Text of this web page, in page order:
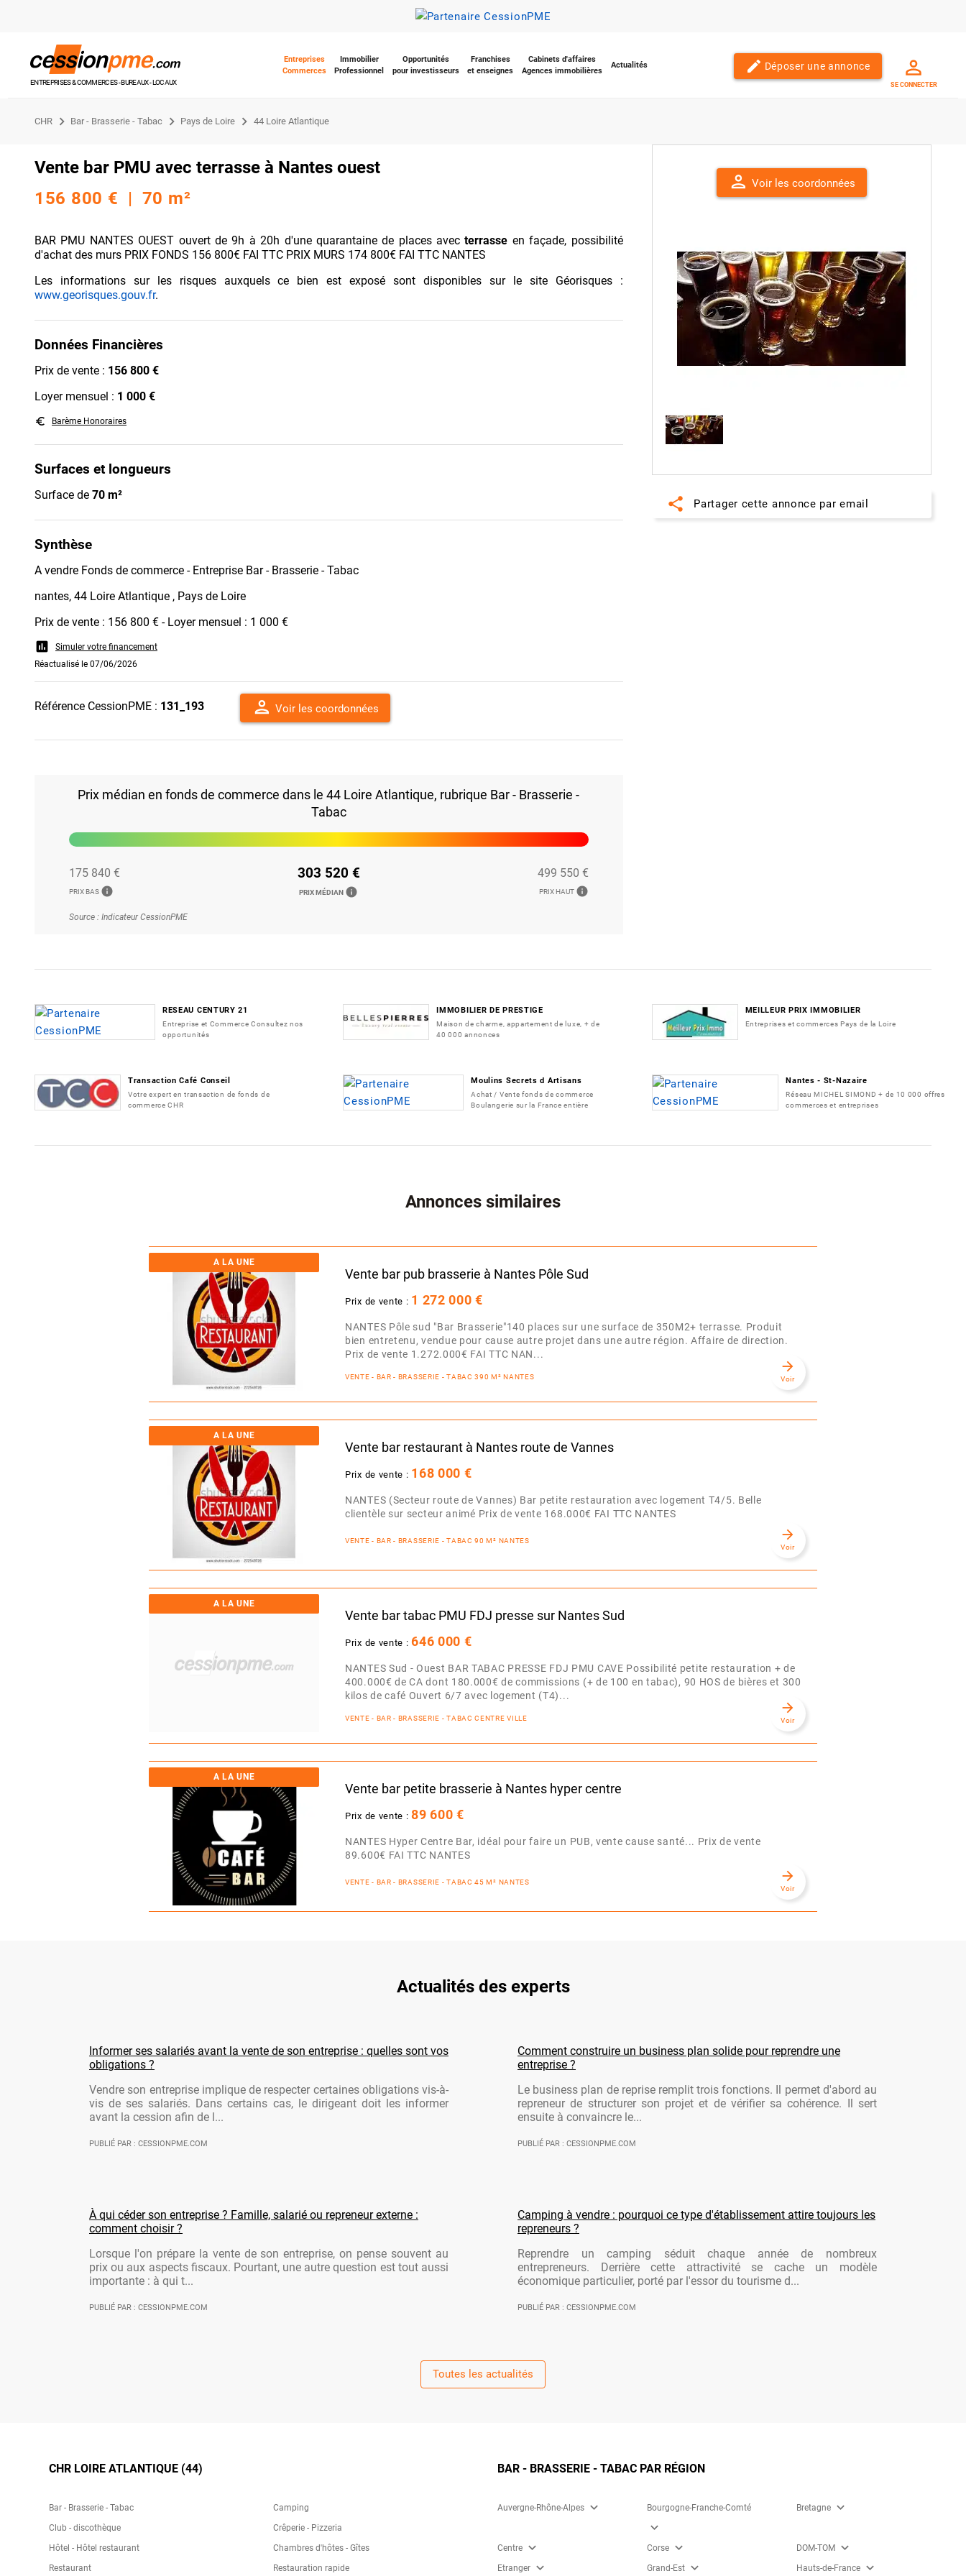
ENTREPRISES & COMMERCES - BUREAUX - LOCAUX
Entreprises
Commerces
Immobilier
Professionnel
Opportunités
pour investisseurs
Franchises
et enseignes
Cabinets d'affaires
Agences immobilières
Actualités edit Déposer une annonce
SE CONNECTER
CHR Bar - Brasserie - Tabac Pays de Loire 44 Loire Atlantique
Vente bar PMU avec terrasse à Nantes ouest
156 800 € | 70 m²
BAR PMU NANTES OUEST ouvert de 9h à 20h d'une quarantaine de places avec terrasse en façade, possibilité
d'achat des murs PRIX FONDS 156 800€ FAI TTC PRIX MURS 174 800€ FAI TTC NANTES
Les informations sur les risques auxquels ce bien est exposé sont disponibles sur le site Géorisques :
www.georisques.gouv.fr.
Données Financières
Prix de vente : 156 800 €
Loyer mensuel : 1 000 €
euro_symbol Barème Honoraires
Surfaces et longueurs
Surface de 70 m²
Synthèse
A vendre Fonds de commerce - Entreprise Bar - Brasserie - Tabac
nantes, 44 Loire Atlantique , Pays de Loire
Prix de vente : 156 800 € - Loyer mensuel : 1 000 €
assessment
Simuler votre financement
Réactualisé le 07/06/2026
Référence CessionPME : 131_193 person Voir les coordonnées
Prix médian en fonds de commerce dans le 44 Loire Atlantique, rubrique Bar - Brasserie -
Tabac
175 840 €
PRIX BAS info
303 520 €
PRIX MÉDIAN info
499 550 €
PRIX HAUT info
Source : Indicateur CessionPME
person Voir les coordonnées
share Partager cette annonce par email
RESEAU CENTURY 21
Entreprise et Commerce Consultez nos
opportunités
IMMOBILIER DE PRESTIGE
Maison de charme, appartement de luxe, + de
40 000 annonces
MEILLEUR PRIX IMMOBILIER
Entreprises et commerces Pays de la Loire
Transaction Café Conseil
Votre expert en transaction de fonds de
commerce CHR
Moulins Secrets d Artisans
Achat / Vente fonds de commerce
Boulangerie sur la France entière
Nantes - St-Nazaire
Réseau MICHEL SIMOND + de 10 000 offres
commerces et entreprises
Annonces similaires
A LA UNE
Vente bar pub brasserie à Nantes Pôle Sud
Prix de vente : 1 272 000 €
NANTES Pôle sud "Bar Brasserie"140 places sur une surface de 350M2+ terrasse. Produit
bien entretenu, vendue pour cause autre projet dans une autre région. Affaire de direction.
Prix de vente 1.272.000€ FAI TTC NAN...
VENTE - BAR - BRASSERIE - TABAC 390 M² NANTES
arrow_forward
Voir
A LA UNE
Vente bar restaurant à Nantes route de Vannes
Prix de vente : 168 000 €
NANTES (Secteur route de Vannes) Bar petite restauration avec logement T4/5. Belle
clientèle sur secteur animé Prix de vente 168.000€ FAI TTC NANTES
VENTE - BAR - BRASSERIE - TABAC 90 M² NANTES arrow_forward
Voir
A LA UNE
Vente bar tabac PMU FDJ presse sur Nantes Sud
Prix de vente :646 000 €
NANTES Sud - Ouest BAR TABAC PRESSE FDJ PMU CAVE Possibilité petite restauration + de
400.000€ de CA dont 180.000€ de commissions (+ de 100 en tabac), 90 HOS de bières et 300
kilos de café Ouvert 6/7 avec logement (T4)...
VENTE - BAR - BRASSERIE - TABAC CENTRE VILLE
arrow_forward
Voir
A LA UNE
Vente bar petite brasserie à Nantes hyper centre
Prix de vente :89 600 €
NANTES Hyper Centre Bar, idéal pour faire un PUB, vente cause santé... Prix de vente
89.600€ FAI TTC NANTES
VENTE - BAR - BRASSERIE - TABAC 45 M² NANTES arrow_forward
Voir
Actualités des experts
Informer ses salariés avant la vente de son entreprise : quelles sont vos
obligations ?
Vendre son entreprise implique de respecter certaines obligations vis-à-
vis de ses salariés. Dans certains cas, le dirigeant doit les informer
avant la cession afin de l...
PUBLIÉ PAR : CESSIONPME.COM
Comment construire un business plan solide pour reprendre une
entreprise ?
Le business plan de reprise remplit trois fonctions. Il permet d'abord au
repreneur de structurer son projet et de vérifier sa cohérence. Il sert
ensuite à convaincre le...
PUBLIÉ PAR : CESSIONPME.COM
À qui céder son entreprise ? Famille, salarié ou repreneur externe :
comment choisir ?
Lorsque l'on prépare la vente de son entreprise, on pense souvent au
prix ou aux aspects fiscaux. Pourtant, une autre question est tout aussi
importante : à qui t...
PUBLIÉ PAR : CESSIONPME.COM
Camping à vendre : pourquoi ce type d'établissement attire toujours les
repreneurs ?
Reprendre un camping séduit chaque année de nombreux
entrepreneurs. Derrière cette attractivité se cache un modèle
économique particulier, porté par l'essor du tourisme d...
PUBLIÉ PAR : CESSIONPME.COM
Toutes les actualités
CHR LOIRE ATLANTIQUE (44)
Bar - Brasserie - Tabac
Camping
Club - discothèque
Crêperie - Pizzeria
Hôtel - Hôtel restaurant
Chambres d'hôtes - Gîtes
Restaurant
Restauration rapide
BAR - BRASSERIE - TABAC PAR RÉGION
Auvergne-Rhône-Alpes expand_more Bourgogne-Franche-Comté
expand_more
Bretagne expand_more
Centre expand_more Corse expand_more DOM-TOM expand_more
Etranger expand_more Grand-Est expand_more Hauts-de-France expand_more